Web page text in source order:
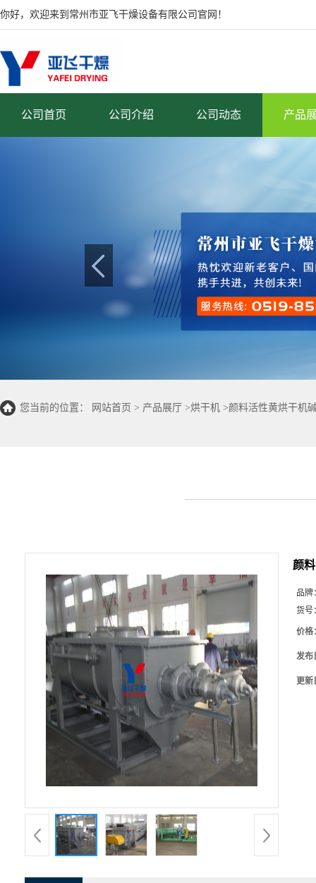
你好，欢迎来到常州市亚飞干燥设备有限公司官网！
公司首页 公司介绍 公司动态 产品
您当前的位置： 网站首页 > 产品展厅 >烘干机 >颜料活性黄烘干机
颜
品牌
货号
价格
发布
更新